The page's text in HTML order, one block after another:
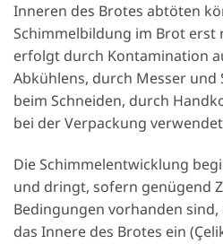
Inneren des Brotes abtöten
Schimmelbildung im Brot erst
erfolgt durch Kontamination
Abkühlens, durch Messer und
beim Schneiden, durch
bei der Verpackung
Die Schimmelentwicklung
und dringt, sofern genügend
Bedingungen vorhanden
das Innere des Brotes ein